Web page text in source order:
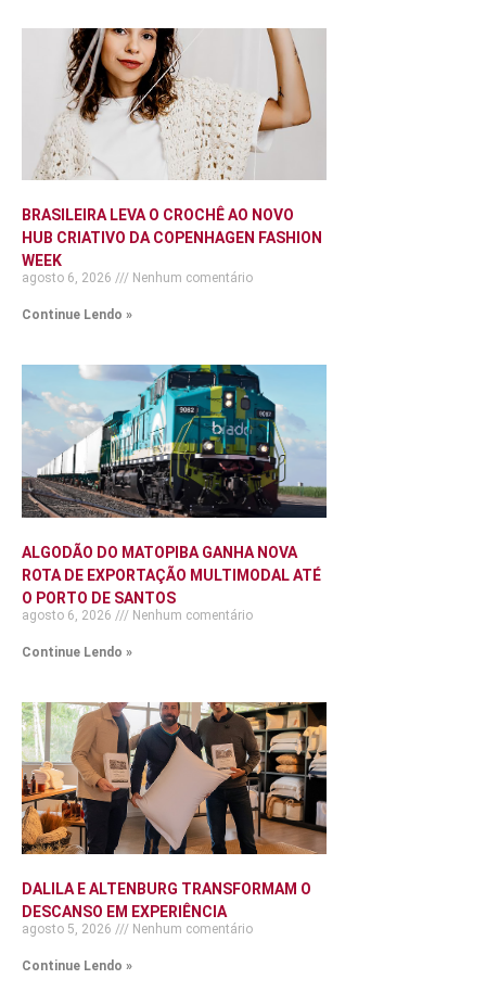
BRASILEIRA LEVA O CROCHÊ AO NOVO
HUB CRIATIVO DA COPENHAGEN FASHION
WEEK
agosto 6, 2026 Nenhum comentário
Continue Lendo »
ALGODÃO DO MATOPIBA GANHA NOVA
ROTA DE EXPORTAÇÃO MULTIMODAL ATÉ
O PORTO DE SANTOS
agosto 6, 2026 Nenhum comentário
Continue Lendo »
DALILA E ALTENBURG TRANSFORMAM O
DESCANSO EM EXPERIÊNCIA
agosto 5, 2026 Nenhum comentário
Continue Lendo »